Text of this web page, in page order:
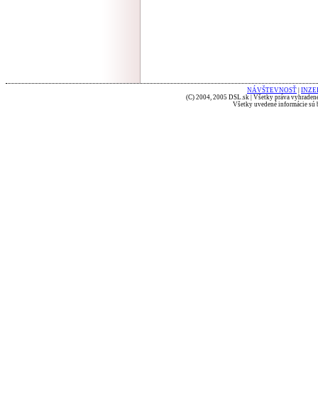
NÁVŠTEVNOSŤ
(C) 2004, 2005 DSL.sk | Všetky práva
Všetky uvedené informácie sú